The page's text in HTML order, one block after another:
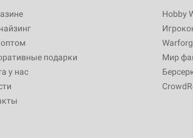
подарки
у нас
Hobby
Мир
Берсерк
игра Hobby World Ужас